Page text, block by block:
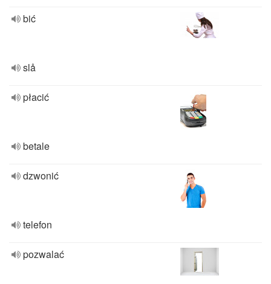
bić
slå
płacić
betale
dzwonić
telefon
pozwalać